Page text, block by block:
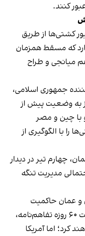
کنند.
کشتی‌ها از طریق
که مسقط همزمان
میانجی و طراح
جمهوری اسلامی،
به وضعیت پیش از
با چین و مصر
را با الگوگیری از
چهارم تیر در دیدار
مدیریت تنگه
و عمان حاکمیت
مشترکی بر تنگه دارند و پس از پایان مهلت ۶۰ روزه تفاهم‌نامه،
کرد؛ اما آمریکا